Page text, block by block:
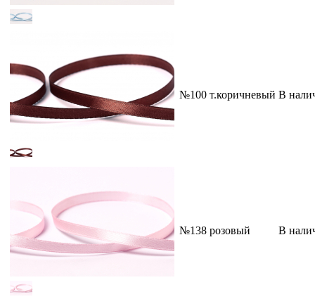
№100 т.коричневый В
№138 розовый В